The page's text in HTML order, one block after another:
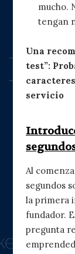
mucho.
tengan
Una
test”:
servicio
Al
segundos
la primera
fundador.
pregunta